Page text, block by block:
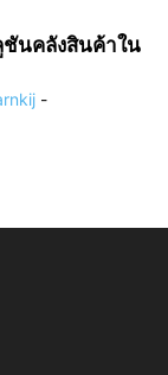
ชันคลังสินค้าใน
-